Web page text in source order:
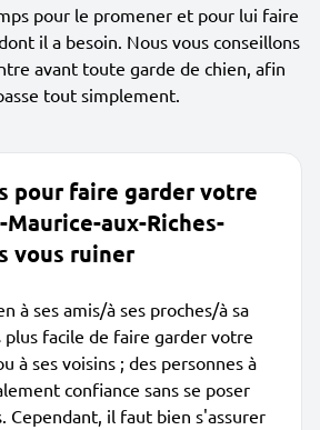
pour le promener et pour lui faire
il a besoin. Nous vous conseillons
avant toute garde de chien, afin
tout simplement.
pour faire garder votre
aux-Riches-
vous ruiner
à ses amis/à ses proches/à sa
plus facile de faire garder votre
à ses voisins ; des personnes à
confiance sans se poser
Cependant, il faut bien s'assurer